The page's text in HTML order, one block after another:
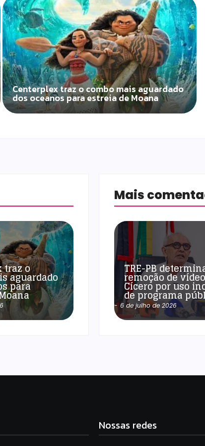
Centerplex traz o combo mais aguardado
dos oceanos para estreia de Moana
traz o
aguardado
para
Mais
TRE-PB
remoção de
Cícero por uso
de programa
- 6 de julho de 2026
Nossas redes